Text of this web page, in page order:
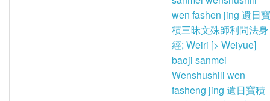
wen fashen jing 遺日寶
積三昧文殊師利問法身
經; Weiri [> Weiyue]
baoji sanmei
Wenshushili wen
fasheng jing 遺日寶積